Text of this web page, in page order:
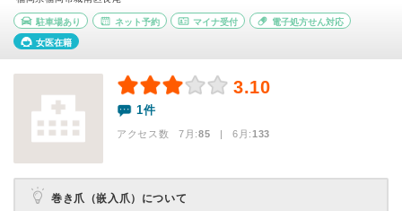
駐車場あり ネット予約 マイナ受付 電子処方せん対応
女医在籍
3.10
1件
アクセス数 7月:85 | 6月:133
巻き爪（嵌入爪）について